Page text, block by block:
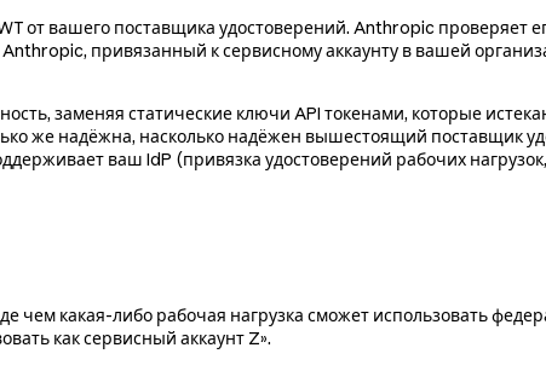
от вашего поставщика удостоверений. Anthropic проверяет
привязанный к сервисному аккаунту в вашей
заменяя статические ключи API токенами, которые
же надёжна, насколько надёжен вышестоящий поставщик
ваш IdP (привязка удостоверений рабочих
чем какая-либо рабочая нагрузка сможет использовать
как сервисный аккаунт Z».